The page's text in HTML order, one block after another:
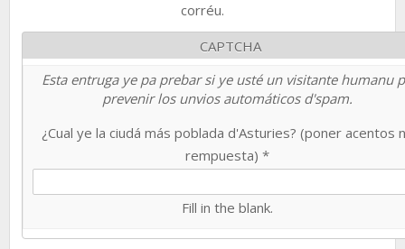
corréu.
CAPTCHA
Esta entruga ye pa prebar si ye usté un visitante humanu
prevenir los unvios automáticos d'spam.
¿Cual ye la ciudá más poblada d'Asturies? (poner acentos
rempuesta) *
Fill in the blank.